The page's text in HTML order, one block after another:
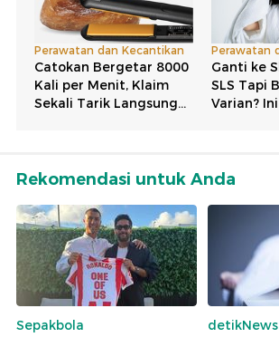
Rekomendasi untuk Anda
Sepakbola
detikNews